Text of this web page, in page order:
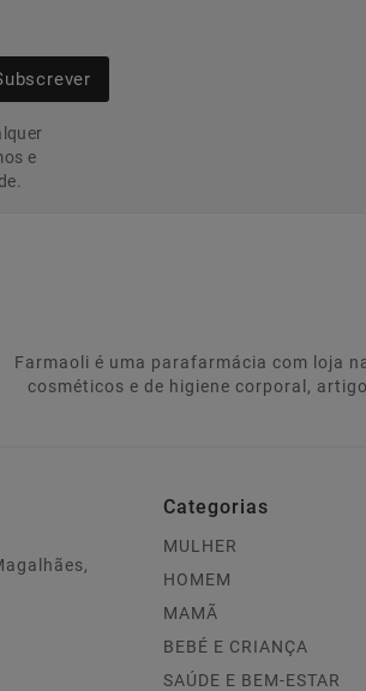
e
Farmaoli é uma parafarmácia com loja
cosméticos e de higiene corporal,
Categorias
MULHER
HOMEM
MAMÃ
BEBÉ E CRIANÇA
SAÚDE E BEM-ESTAR